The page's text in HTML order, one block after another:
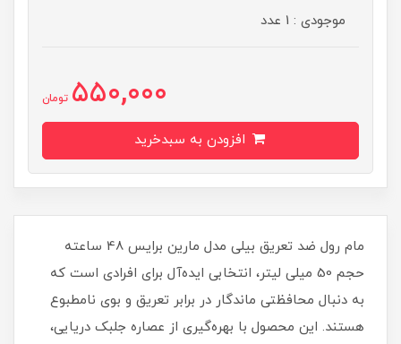
موجودی : 1 عدد
550,000 تومان
مام رول ضد تعریق بیلی مدل مارین برایس 48 ساعته
حجم 50 میلی‌ لیتر، انتخابی ایده‌آل برای افرادی است که
به دنبال محافظتی ماندگار در برابر تعریق و بوی نامطبوع
هستند. این محصول با بهره‌گیری از عصاره جلبک دریایی،